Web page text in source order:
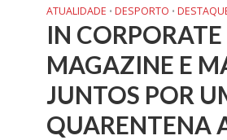
ATUALIDADE • DESPORTO •
IN CORPORATE
MAGAZINE E
JUNTOS POR
QUARENTENA